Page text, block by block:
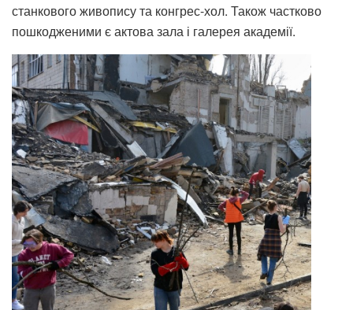
станкового живопису та конгрес-хол. Також частково
пошкодженими є актова зала і галерея академії.